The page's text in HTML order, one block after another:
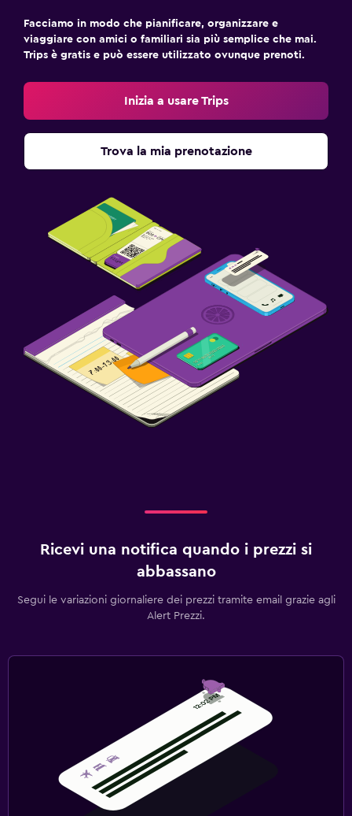
Facciamo in modo che pianificare, organizzare e
viaggiare con amici o familiari sia più semplice che mai.
Trips è gratis e può essere utilizzato ovunque prenoti.
Inizia a usare Trips
Trova la mia prenotazione
Ricevi una notifica quando i prezzi si
abbassano
Segui le variazioni giornaliere dei prezzi tramite email grazie agli
Alert Prezzi.